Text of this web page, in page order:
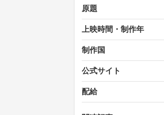
原題
上映時間・制作年
制作国
公式サイト
配給